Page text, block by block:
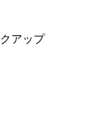
アップ